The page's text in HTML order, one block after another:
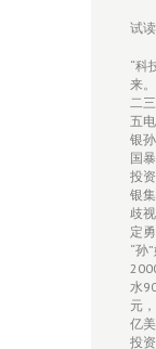
试
“科
来
二
五
银
国
投
银
歧
定
“孙
水
元
亿
投